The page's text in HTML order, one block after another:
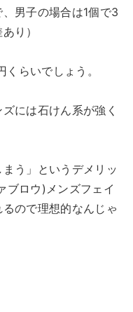
男子の場合は1個で3
り）
らいでしょう。
には石けん系が強く
う」というデメリッ
ブロウ)メンズフェイ
ので理想的なんじゃ